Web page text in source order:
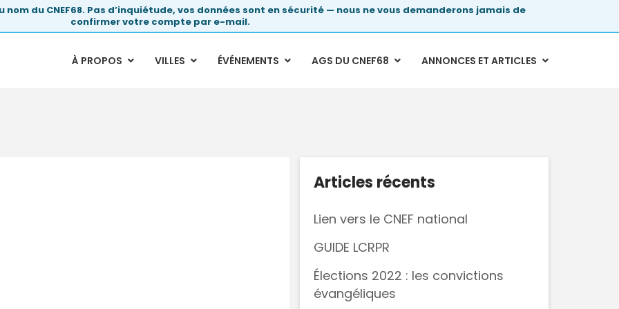
À PROPOS VILLES ÉVÉNEMENTS AGS DU CNEF68 ANNONCES ET ARTICLES
Articles récents
Lien vers le CNEF national
GUIDE LCRPR
Élections 2022 : les convictions
évangéliques
du CNEF68. Pas d’inquiétude, vos données sont en sécurité — nous ne vous demanderons jamais de
confirmer votre compte par e-mail.